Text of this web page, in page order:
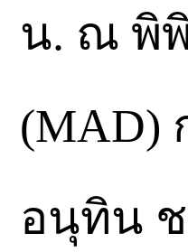
น. ณ พิพิ
(MAD)
อนุทิน